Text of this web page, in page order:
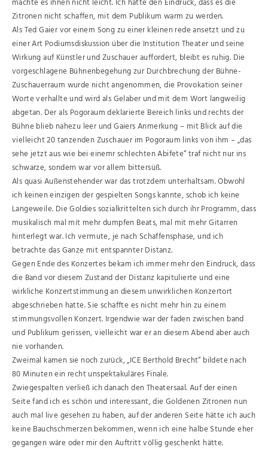
Zitronen nicht schaffen, mit dem Publikum warm zu werden.
Als Ted Gaier vor einem Song zu einer kleinen rede ansetzt und zu
einer Art Podiumsdiskussion über die Institution Theater und seine
Wirkung auf Künstler und Zuschauer auffordert, bleibt es ruhig. Die
vorgeschlagene Bühnenbegehung zur Durchbrechung der Bühne-
Zuschauerraum wurde nicht angenommen, die Provokation seiner
Worte verhallte und wird als Gelaber und mit dem Wort langweilig
abgetan. Der als Pogoraum deklarierte Bereich links und rechts der
Bühne blieb nahezu leer und Gaiers Anmerkung – mit Blick auf die
vielleicht 20 tanzenden Zuschauer im Pogoraum links von ihm – „das
sehe jetzt aus wie bei einemr schlechten Abifete“ traf nicht nur ins
schwarze, sondern war vor allem bittersüß.
Als quasi Außenstehender war das trotzdem unterhaltsam. Obwohl
ich keinen einzigen der gespielten Songs kannte, schob ich keine
Langeweile. Die Goldies sozialkrittelten sich durch ihr Programm, dass
musikalisch mal mit mehr dumpfen Beats, mal mit mehr Gitarren
hinterlegt war. Ich vermute, je nach Schaffensphase, und ich
betrachte das Ganze mit entspannter Distanz.
Gegen Ende des Konzertes bekam ich immer mehr den Eindruck, dass
die Band vor diesem Zustand der Distanz kapitulierte und eine
wirkliche Konzertstimmung an diesem unwirklichen Konzertort
abgeschrieben hatte. Sie schaffte es nicht mehr hin zu einem
stimmungsvollen Konzert. Irgendwie war der faden zwischen band
und Publikum gerissen, vielleicht war er an diesem Abend aber auch
nie vorhanden.
Zweimal kamen sie noch zurück, „ICE Berthold Brecht“ bildete nach
80 Minuten ein recht unspektakuläres Finale.
Zwiegespalten verließ ich danach den Theatersaal. Auf der einen
Seite fand ich es schön und interessant, die Goldenen Zitronen nun
auch mal live gesehen zu haben, auf der anderen Seite hätte ich auch
keine Bauchschmerzen bekommen, wenn ich eine halbe Stunde eher
gegangen wäre oder mir den Auftritt völlig geschenkt hätte.